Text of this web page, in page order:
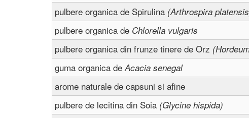
pulbere organica de Spirulina (Arthrospira
pulbere organica de Chlorella vulgaris
pulbere organica din frunze tinere de Orz
guma organica de Acacia senegal
arome naturale de capsuni si afine
pulbere de lecitina din Soia (Glycine hispida)